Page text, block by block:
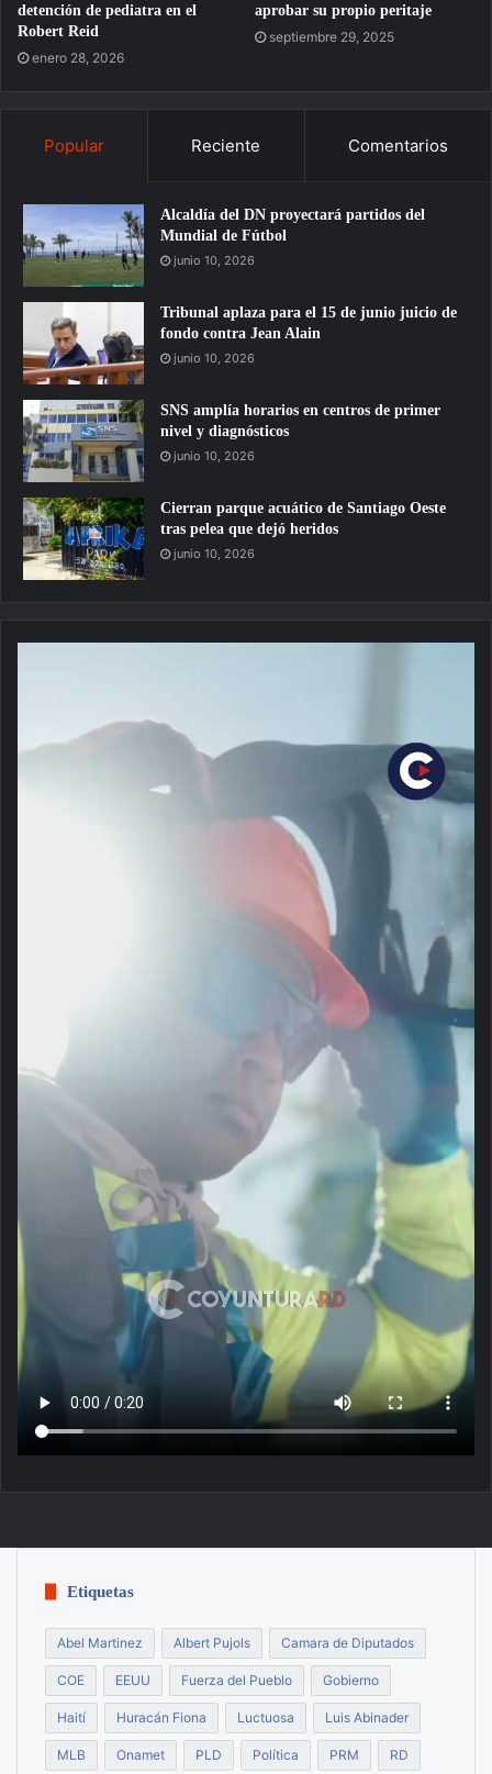
detención de pediatra en el
Robert Reid
enero 28, 2026
aprobar su propio peritaje
septiembre 29, 2025
Popular Reciente Comentarios
Alcaldía del DN proyectará partidos del
Mundial de Fútbol
junio 10, 2026
Tribunal aplaza para el 15 de junio juicio de
fondo contra Jean Alain
junio 10, 2026
SNS amplía horarios en centros de primer
nivel y diagnósticos
junio 10, 2026
Cierran parque acuático de Santiago Oeste
tras pelea que dejó heridos
junio 10, 2026
Etiquetas
Abel Martinez Albert Pujols Camara de Diputados
COE EEUU Fuerza del Pueblo Gobierno
Haití Huracán Fiona Luctuosa Luis Abinader
MLB Onamet PLD Política PRM RD